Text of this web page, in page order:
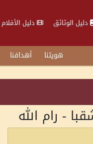
دليل الوثائق دليل الأفلام
هويتنا أهدافنا
- رام الله